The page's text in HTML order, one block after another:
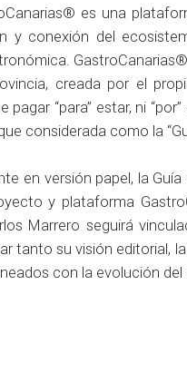
es una
y conexión del
creada por el
“para” estar, ni
considerada como la
en versión papel, la
y plataforma
Marrero seguirá
tanto su visión editorial,
con la evolución